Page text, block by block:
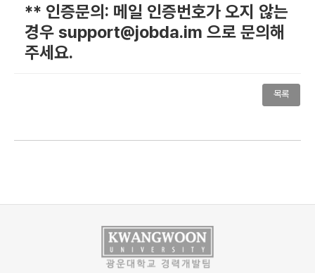
** 인증문의: 메일 인증번호가 오지 않는
경우 support@jobda.im 으로 문의해
주세요.
목록